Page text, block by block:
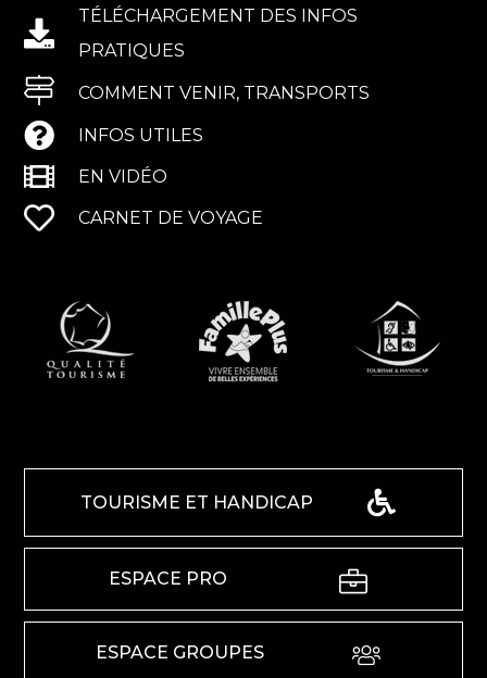
TÉLÉCHARGEMENT DES INFOS
PRATIQUES
COMMENT VENIR, TRANSPORTS
INFOS UTILES
EN VIDÉO
CARNET DE VOYAGE
TOURISME ET HANDICAP
ESPACE PRO
ESPACE GROUPES